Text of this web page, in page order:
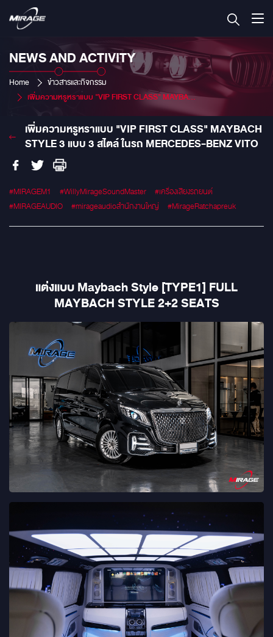
NEWS AND ACTIVITY
Home
ข่าวสารและกิจกรรม
เพิ่มความหรูหราแบบ "VIP FIRST CLASS" MAYBACH STYLE 3 แบบ 3 สไตล์ ในรถ MERCEDES-BENZ VITO
เพิ่มความหรูหราแบบ "VIP FIRST CLASS" MAYBACH
STYLE 3 แบบ 3 สไตล์ ในรถ MERCEDES-BENZ VITO
#MIRAGEM1 #WillyMirageSoundMaster
#เครื่องเสียงรถยนต์
#MIRAGEAUDIO
#mirageaudioสำนักงานใหญ่ #MirageRatchapreuk
แต่งแบบ Maybach Style [TYPE1] FULL
MAYBACH STYLE 2+2 SEATS